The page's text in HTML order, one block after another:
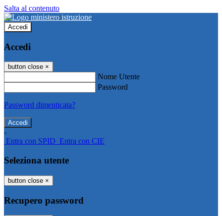
Salta al contenuto
Accedi
Accedi
button close ×
Nome Utente
Password
Password dimenticata?
-
Entra con SPID Entra con CIE
Seleziona utente
button close ×
Recupero password